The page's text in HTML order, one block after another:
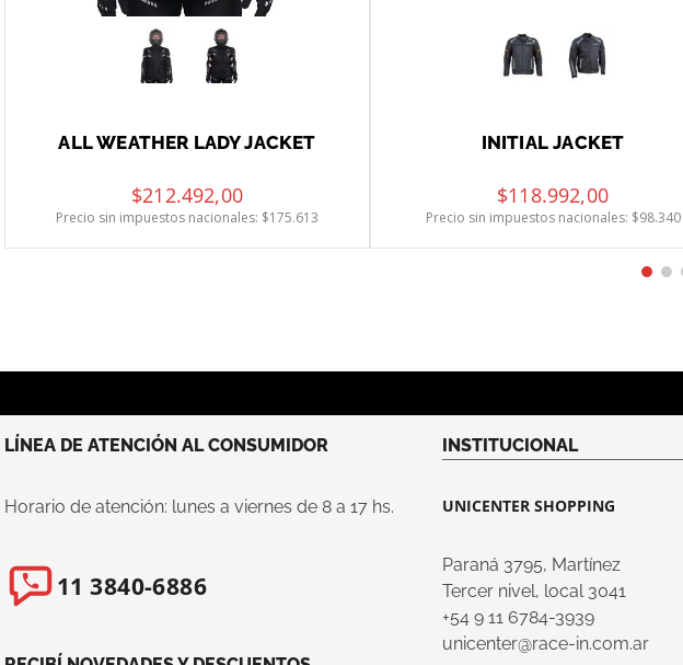
ALL WEATHER LADY JACKET
$212.492,00
Precio sin impuestos nacionales: $175.613
INITIAL JACKET
$118.992,00
Precio sin impuestos nacionales: $98.340
LÍNEA DE ATENCIÓN AL CONSUMIDOR
Horario de atención: lunes a viernes de 8 a 17 hs.
11 3840-6886
INSTITUCIONAL
UNICENTER SHOPPING
Paraná 3795, Martínez
Tercer nivel, local 3041
+54 9 11 6784-3939
unicenter@race-in.com.ar